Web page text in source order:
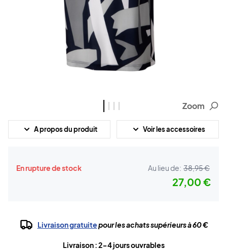
Zoom
A propos du produit Voir les accessoires
En rupture de stock Au lieu de: 38,95 €
27,00 €
Livraison gratuitepour les achats supérieurs à 60 €
Livraison : 2-4 jours ouvrables